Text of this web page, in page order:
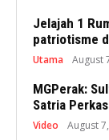
Jelajah 1
patriotisme
Utama August
MGPerak:
Satria
Video August